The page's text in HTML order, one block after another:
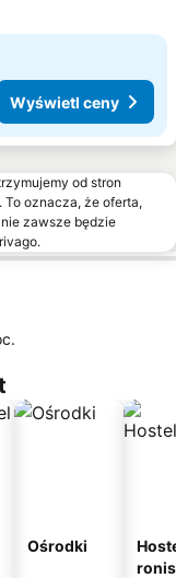
Wyświetl ceny
od stron
oznacza, że oferta,
zawsze będzie
Ośrodki